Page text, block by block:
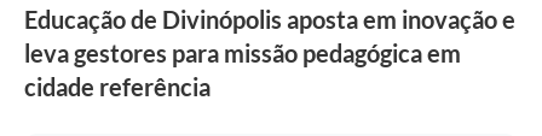
Educação de Divinópolis aposta em inovação e
leva gestores para missão pedagógica em
cidade referência